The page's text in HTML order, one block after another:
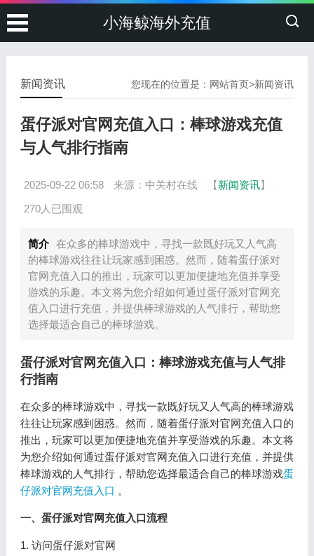
小海鲸海外充值
您现在的位置是： 网站首页>新闻资讯
新闻资讯
蛋仔派对官网充值入口：棒球游戏充值
与人气排行指南
2025-09-22 06:58 来源：中关村在线 【新闻资讯】
270人已围观
简介 在众多的棒球游戏中，寻找一款既好玩又人气高
的棒球游戏往往让玩家感到困惑。然而，随着蛋仔派对
官网充值入口的推出，玩家可以更加便捷地充值并享受
游戏的乐趣。本文将为您介绍如何通过蛋仔派对官网充
值入口进行充值，并提供棒球游戏的人气排行，帮助您
选择最适合自己的棒球游戏。
蛋仔派对官网充值入口：棒球游戏充值与人气排
行指南
在众多的棒球游戏中，寻找一款既好玩又人气高的棒球游戏
往往让玩家感到困惑。然而，随着蛋仔派对官网充值入口的
推出，玩家可以更加便捷地充值并享受游戏的乐趣。本文将
为您介绍如何通过蛋仔派对官网充值入口进行充值，并提供
棒球游戏的人气排行，帮助您选择最适合自己的棒球游戏蛋
仔派对官网充值入口 。
一、蛋仔派对官网充值入口流程
1. 访问蛋仔派对官网